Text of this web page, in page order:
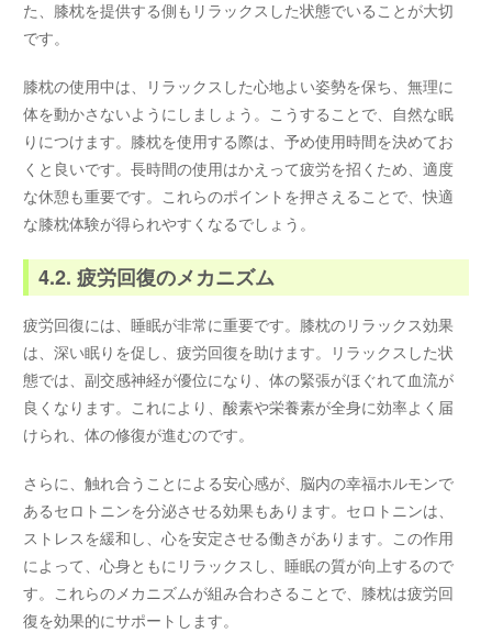
た、膝枕を提供する側もリラックスした状態でいることが大切
です。
膝枕の使用中は、リラックスした心地よい姿勢を保ち、無理に
体を動かさないようにしましょう。こうすることで、自然な眠
りにつけます。膝枕を使用する際は、予め使用時間を決めてお
くと良いです。長時間の使用はかえって疲労を招くため、適度
な休憩も重要です。これらのポイントを押さえることで、快適
な膝枕体験が得られやすくなるでしょう。
4.2. 疲労回復のメカニズム
疲労回復には、睡眠が非常に重要です。膝枕のリラックス効果
は、深い眠りを促し、疲労回復を助けます。リラックスした状
態では、副交感神経が優位になり、体の緊張がほぐれて血流が
良くなります。これにより、酸素や栄養素が全身に効率よく届
けられ、体の修復が進むのです。
さらに、触れ合うことによる安心感が、脳内の幸福ホルモンで
あるセロトニンを分泌させる効果もあります。セロトニンは、
ストレスを緩和し、心を安定させる働きがあります。この作用
によって、心身ともにリラックスし、睡眠の質が向上するので
す。これらのメカニズムが組み合わさることで、膝枕は疲労回
復を効果的にサポートします。